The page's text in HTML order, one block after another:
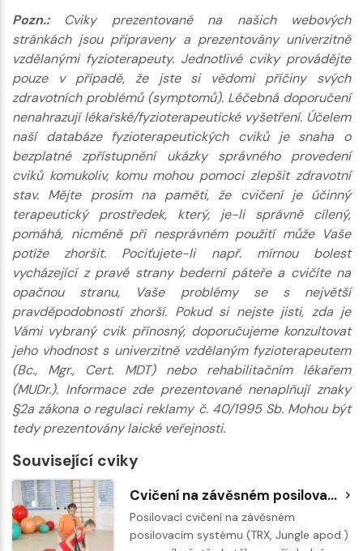
Pozn.: Cviky prezentované na našich webových
stránkách jsou připraveny a prezentovány univerzitně
vzdělanými fyzioterapeuty. Jednotlivé cviky provádějte
pouze v případě, že jste si vědomi příčiny svých
zdravotních problémů (symptomů). Léčebná doporučení
nenahrazují lékařské/fyzioterapeutické vyšetření. Účelem
naší databáze fyzioterapeutických cviků je snaha o
bezplatné zpřístupnění ukázky správného provedení
cviků komukoliv, komu mohou pomoci zlepšit zdravotní
stav. Mějte prosím na paměti, že cvičení je účinný
terapeutický prostředek, který, je-li správně cílený,
pomáhá, nicméně při nesprávném použití může Vaše
potíže zhoršit. Pociťujete-li např. mírnou bolest
vycházející z pravé strany bederní páteře a cvičíte na
opačnou stranu, Vaše problémy se s největší
pravděpodobností zhorší. Pokud si nejste jisti, zda je
Vámi vybraný cvik přínosný, doporučujeme konzultovat
jeho vhodnost s univerzitně vzdělaným fyzioterapeutem
(Bc., Mgr., Cert. MDT) nebo rehabilitačním lékařem
(MUDr.). Informace zde prezentované nenaplňují znaky
§2a zákona o regulaci reklamy č. 40/1995 Sb. Mohou být
tedy prezentovány laické veřejnosti.
Související cviky
Cvičení na závěsném posilovacím systému - dámský klik
Posilovací cvičení na závěsném
posilovacím systému (TRX, Jungle apod.)